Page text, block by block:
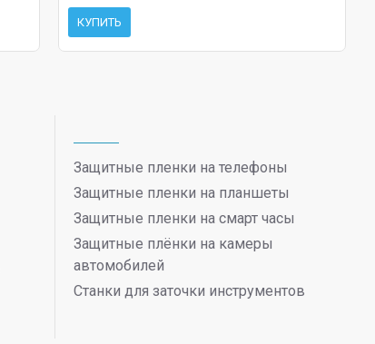
КУПИТЬ
Защитные пленки на телефоны
Защитные пленки на планшеты
Защитные пленки на смарт часы
Защитные плёнки на камеры
автомобилей
Станки для заточки инструментов